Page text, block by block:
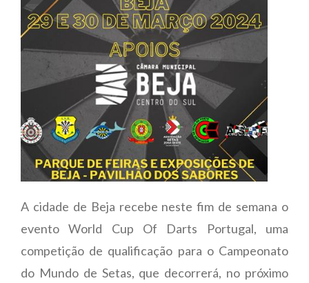
A cidade de Beja recebe neste fim de semana o
evento World Cup Of Darts Portugal, uma
competição de qualificação para o Campeonato
do Mundo de Setas, que decorrerá, no próximo